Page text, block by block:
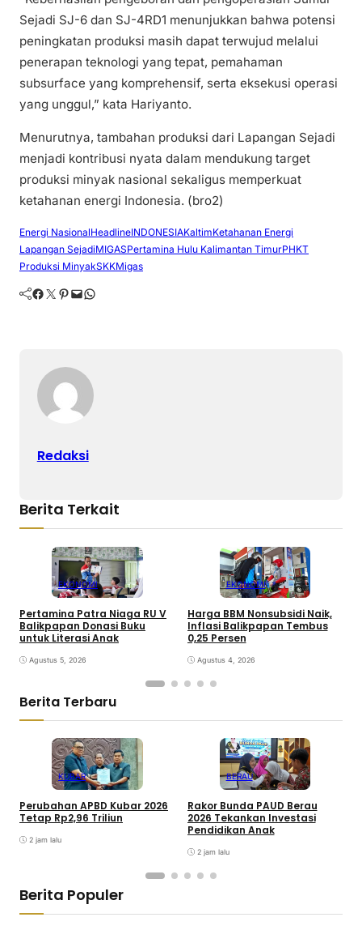
Sejadi SJ-6 dan SJ-4RD1 menunjukkan bahwa potensi
peningkatan produksi masih dapat terwujud melalui
penerapan teknologi yang tepat, pemahaman
subsurface yang komprehensif, serta eksekusi operasi
yang unggul,” kata Hariyanto.
Menurutnya, tambahan produksi dari Lapangan Sejadi
menjadi kontribusi nyata dalam mendukung target
produksi minyak nasional sekaligus memperkuat
ketahanan energi Indonesia. (bro2)
Energi NasionalHeadlineINDONESIAKaltimKetahanan Energi
Lapangan SejadiMIGASPertamina Hulu Kalimantan TimurPHKT
Produksi MinyakSKKMigas
Facebook Twitter Pinterest Mail WhatsApp
Redaksi
Berita Terkait
EKONOMI
Pertamina Patra Niaga RU V
Balikpapan Donasi Buku
untuk Literasi Anak
Agustus 5, 2026
EKONOMI
Harga BBM Nonsubsidi Naik,
Inflasi Balikpapan Tembus
0,25 Persen
Agustus 4, 2026
Berita Terbaru
KUBAR
Perubahan APBD Kubar 2026
Tetap Rp2,96 Triliun
2 jam lalu
BERAU
Rakor Bunda PAUD Berau
2026 Tekankan Investasi
Pendidikan Anak
2 jam lalu
Berita Populer